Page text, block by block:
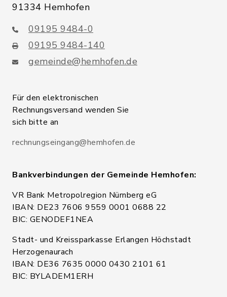
91334 Hemhofen
09195 9484-0
09195 9484-140
gemeinde@hemhofen.de
Für den elektronischen
Rechnungsversand wenden Sie
sich bitte an
rechnungseingang@hemhofen.de
Bankverbindungen der Gemeinde Hemhofen:
VR Bank Metropolregion Nürnberg eG
IBAN: DE23 7606 9559 0001 0688 22
BIC: GENODEF1NEA
Stadt- und Kreissparkasse Erlangen Höchstadt
Herzogenaurach
IBAN: DE36 7635 0000 0430 2101 61
BIC: BYLADEM1ERH